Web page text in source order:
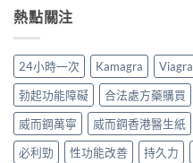
效
改
早
洩〉
中
得
全
全
解
析〉
中
副
效
多
數
係
食
成
制、
用
法、
持
續
時
間、
男
人
第
嘅
「隱
形
壓
力」：
熱點關注
24小時一次 Kamagra Viagra
勃起功能障礙
合法處方藥購買
威而鋼萬寧
威而鋼香港醫生紙
必利勁
性功能改善 持久力